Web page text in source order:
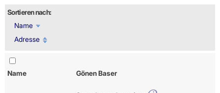
Sortieren nach:
Name
Adresse
Name Gönen Baser